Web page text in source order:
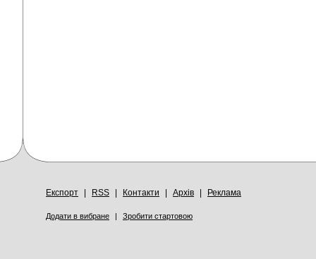
Експорт RSS Контакти Архів Реклама
Додати в вибране | Зробити стартовою